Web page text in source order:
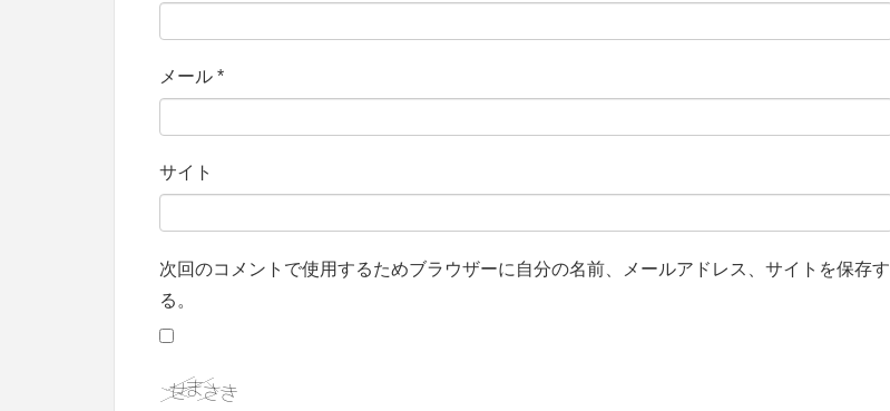
メール *
サイト
次回のコメントで使用するためブラウザーに自分の名前、メールアドレス、サイトを保存す
る。